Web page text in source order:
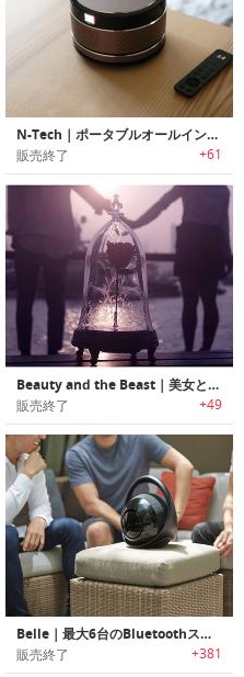
N-Tech｜ポータブルオールインワンスマート4Kプロジェクター「エヌテック」
販売終了 +61
Beauty and the Beast｜美女と野獣をモチーフにデザインされたBluetoothスピーカー
販売終了 +49
Belle｜最大6台のBluetoothスピーカーと同時接続可能なサウンドハブBluetoothスピーカー「ベレ」
販売終了 +381